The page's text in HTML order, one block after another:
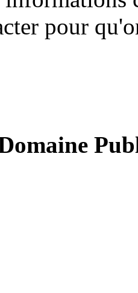
pour